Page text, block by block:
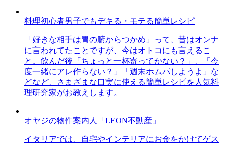
料理初心者男子でもデキる・モテる簡単レシピ
「好きな相手は胃の腑からつかめ」って、昔はオンナ
に言われてたことですが、今はオトコにも言えるこ
と。飲んだ後「ちょっと一杯寄ってかない？」、「今
度一緒にアレ作らない？」「週末ホムパしようよ」な
どなど、さまざまな口実に使える簡単レシピを人気料
理研究家がお教えします。
オヤジの物件案内人「LEON不動産」
イタリアでは、自宅やインテリアにお金をかけてゲス